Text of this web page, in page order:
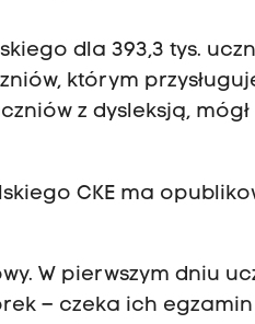
dla 393,3 tys.
którym
z dysleksją,
CKE ma
W pierwszym dniu
– czeka ich